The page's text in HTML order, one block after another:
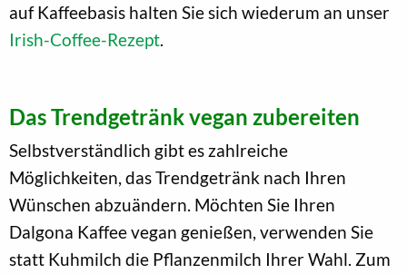
auf Kaffeebasis halten Sie sich wiederum an unser
Irish-Coffee-Rezept.
Das Trendgetränk vegan zubereiten
Selbstverständlich gibt es zahlreiche
Möglichkeiten, das Trendgetränk nach Ihren
Wünschen abzuändern. Möchten Sie Ihren
Dalgona Kaffee vegan genießen, verwenden Sie
statt Kuhmilch die Pflanzenmilch Ihrer Wahl. Zum